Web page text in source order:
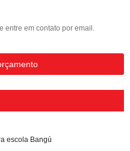
e entre em contato por email.
escola Bangú